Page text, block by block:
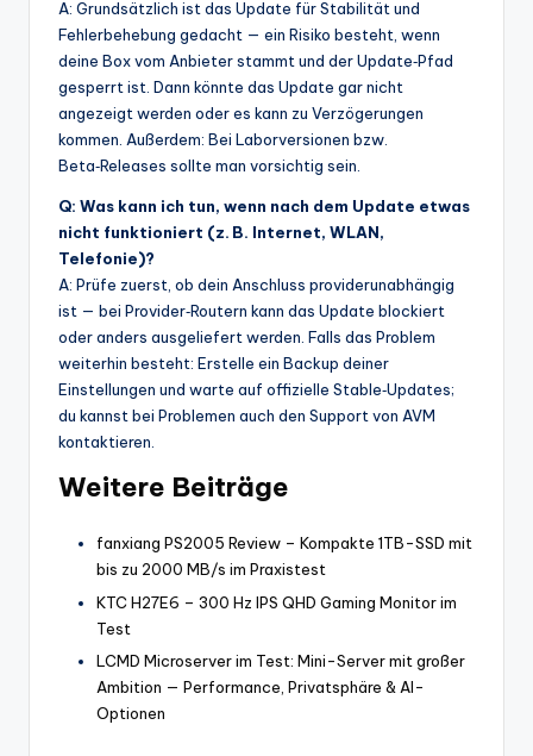
A: Grundsätzlich ist das Update für Stabilität und
Fehlerbehebung gedacht — ein Risiko besteht, wenn
deine Box vom Anbieter stammt und der Update‑Pfad
gesperrt ist. Dann könnte das Update gar nicht
angezeigt werden oder es kann zu Verzögerungen
kommen. Außerdem: Bei Laborversionen bzw.
Beta‑Releases sollte man vorsichtig sein.
Q: Was kann ich tun, wenn nach dem Update etwas
nicht funktioniert (z. B. Internet, WLAN,
Telefonie)?
A: Prüfe zuerst, ob dein Anschluss providerunabhängig
ist — bei Provider‑Routern kann das Update blockiert
oder anders ausgeliefert werden. Falls das Problem
weiterhin besteht: Erstelle ein Backup deiner
Einstellungen und warte auf offizielle Stable‑Updates;
du kannst bei Problemen auch den Support von AVM
kontaktieren.
Weitere Beiträge
fanxiang PS2005 Review – Kompakte 1TB-SSD mit
bis zu 2000 MB/s im Praxistest
KTC H27E6 – 300 Hz IPS QHD Gaming Monitor im
Test
LCMD Microserver im Test: Mini-Server mit großer
Ambition — Performance, Privatsphäre & AI-
Optionen